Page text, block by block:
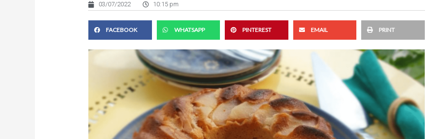
03/07/2022 10:15 pm
FACEBOOK WHATSAPP PINTEREST EMAIL PRINT